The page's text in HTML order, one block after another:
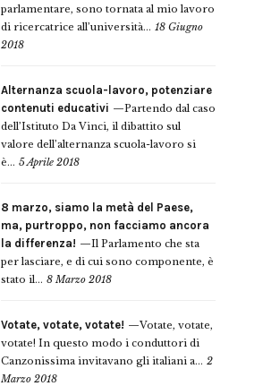
parlamentare, sono tornata al mio lavoro
di ricercatrice all’università... 18 Giugno
2018
Alternanza scuola-lavoro, potenziare
contenuti educativi
Partendo dal caso
dell’Istituto Da Vinci, il dibattito sul
valore dell’alternanza scuola-lavoro si
è... 5 Aprile 2018
8 marzo, siamo la metà del Paese,
ma, purtroppo, non facciamo ancora
la differenza!
Il Parlamento che sta
per lasciare, e di cui sono componente, è
stato il... 8 Marzo 2018
Votate, votate, votate!
Votate, votate,
votate! In questo modo i conduttori di
Canzonissima invitavano gli italiani a... 2
Marzo 2018